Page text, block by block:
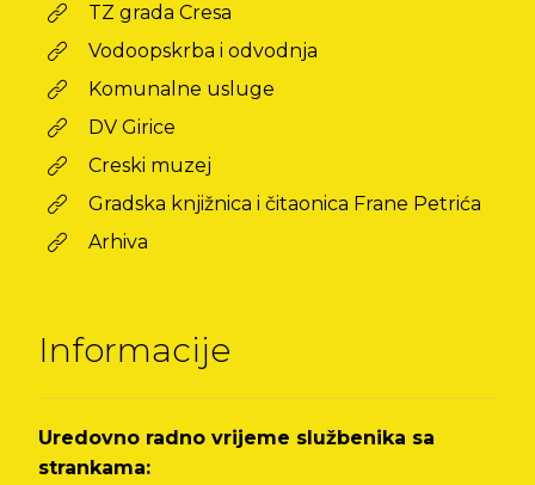
TZ grada Cresa
Vodoopskrba i odvodnja
Komunalne usluge
DV Girice
Creski muzej
Gradska knjižnica i čitaonica Frane Petrića
Arhiva
Informacije
Uredovno radno vrijeme službenika sa
strankama: